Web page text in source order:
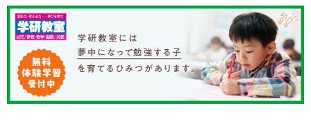
本・読書
運動・あそび・ゲーム
英語
習い事
おでかけ
家族
料理
マネー
健康